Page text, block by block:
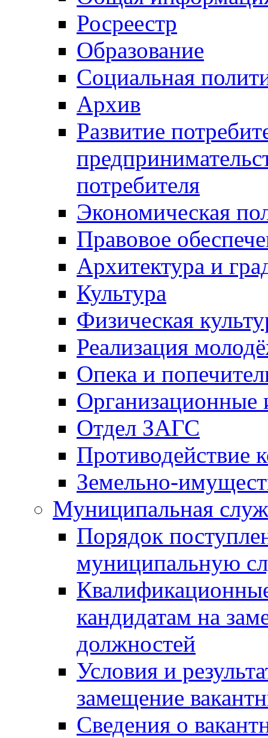
Росреестр
Образование
Социальная
Архив
Развитие
потребителя
Экономическая
Правовое
Архитектура и
Культура
Физическая
Реализация
Опека и
Отдел ЗАГС
Противодействие
Земельно-
Муниципальная
Порядок
муниципальную
кандидатам на
должностей
Условия и
замещение
Сведения о